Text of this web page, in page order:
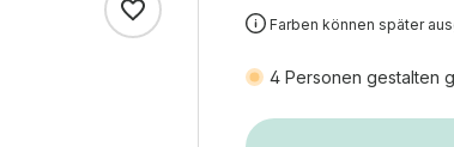
Farben können später
4 Personen gestalten